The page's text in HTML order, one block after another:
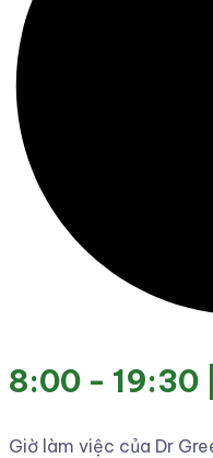
8:00 - 19:30
Giờ làm việc của Dr